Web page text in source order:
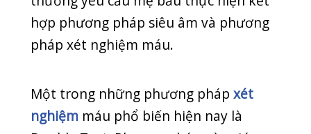
Phương pháp xét nghiệm sàng lọc
trước sinh Double Test giúp kiểm tra
nguy cơ 3 nhóm bất thường NST, phát
Ba nhóm bất thường NST bao gồm:
Hội chứng Down (thừa NST 21).